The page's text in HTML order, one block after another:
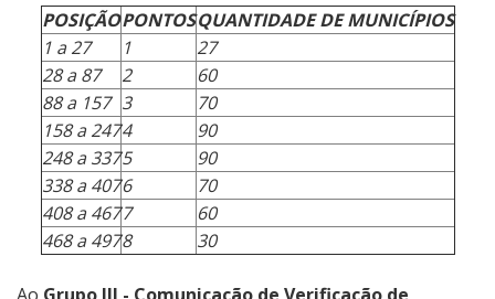
POSIÇÃOPONTOSQUANTIDADE DE MUNICÍPIOS
1 a 27
1
27
28 a 87
2
60
88 a 157 3
70
158 a 2474
90
248 a 3375
90
338 a 4076
70
408 a 4677
60
468 a 4978 30